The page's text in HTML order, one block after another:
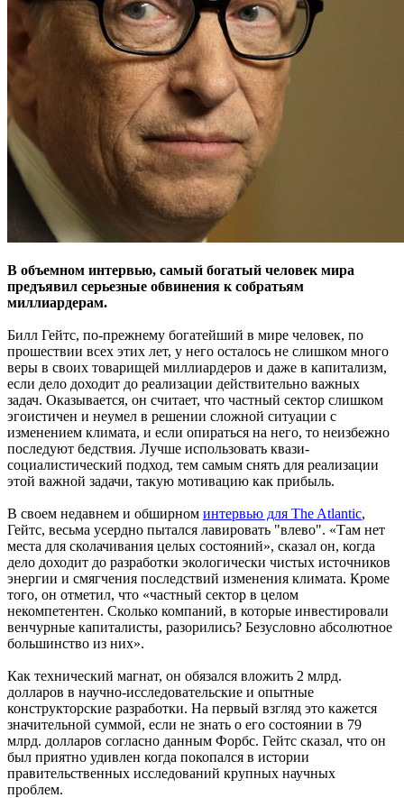
В объемном интервью, самый богатый человек мира
предъявил серьезные обвинения к собратьям
миллиардерам.
Билл Гейтс, по-прежнему богатейший в мире человек, по
прошествии всех этих лет, у него осталось не слишком много
веры в своих товарищей миллиардеров и даже в капитализм,
если дело доходит до реализации действительно важных
задач. Оказывается, он считает, что частный сектор слишком
эгоистичен и неумел в решении сложной ситуации с
изменением климата, и если опираться на него, то неизбежно
последуют бедствия. Лучше использовать квази-
социалистический подход, тем самым снять для реализации
этой важной задачи, такую мотивацию как прибыль.
В своем недавнем и обширном интервью для The Atlantic,
Гейтс, весьма усердно пытался лавировать "влево". «Там нет
места для сколачивания целых состояний», сказал он, когда
дело доходит до разработки экологически чистых источников
энергии и смягчения последствий изменения климата. Кроме
того, он отметил, что «частный сектор в целом
некомпетентен. Сколько компаний, в которые инвестировали
венчурные капиталисты, разорились? Безусловно абсолютное
большинство из них».
Как технический магнат, он обязался вложить 2 млрд.
долларов в научно-исследовательские и опытные
конструкторские разработки. На первый взгляд это кажется
значительной суммой, если не знать о его состоянии в 79
млрд. долларов согласно данным Форбс. Гейтс сказал, что он
был приятно удивлен когда покопался в истории
правительственных исследований крупных научных
проблем.